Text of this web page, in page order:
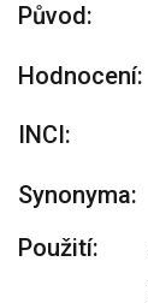
Původ:
Hodnocení:
INCI:
Synonyma:
Použití: